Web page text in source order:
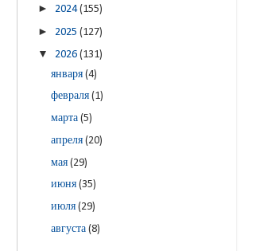
► 2024(155)
► 2025 (127)
▼ 2026 (131)
января(4)
февраля(1)
марта(5)
апреля(20)
мая(29)
июня(35)
июля(29)
августа(8)